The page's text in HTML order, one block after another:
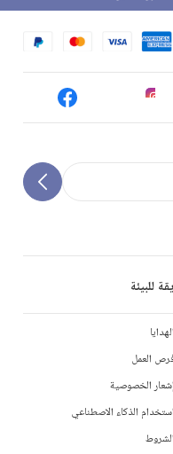
للبيئة
الهدايا
العمل
الخصوصية
استخدام الذكاء الاصطناعي
الشروط